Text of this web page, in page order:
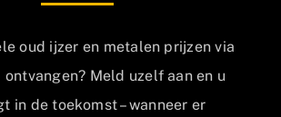
oud ijzer en metalen prijzen via
ontvangen? Meld uzelf aan en u
in de toekomst – wanneer er